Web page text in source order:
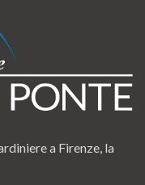
a Firenze, la